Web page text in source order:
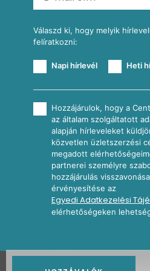
Válaszd ki, hogy melyik
felíratkozni:
Napi hírlevél Heti
Hozzájárulok, hogy a
az általam szolgáltatott
alapján hírleveleket
közvetlen üzletszerzési
megadott
partnerei személyre
hozzájárulás
érvényesítése az
Egyedi Adatkezelési
elérhetőségeken